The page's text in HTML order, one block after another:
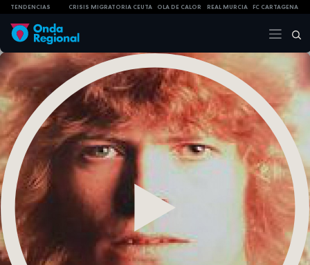
TENDENCIAS CRISIS MIGRATORIA CEUTA OLA DE CALOR REAL MURCIA FC CARTAGENA